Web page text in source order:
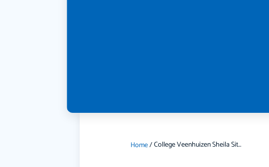
Home/ College Veenhuizen Sheila Sitalsing.